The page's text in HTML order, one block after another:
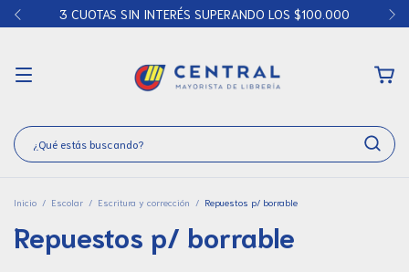
3 CUOTAS SIN INTERÉS SUPERANDO LOS $100.000
Inicio / Escolar / Escritura y corrección / Repuestos p/ borrable
Repuestos p/ borrable